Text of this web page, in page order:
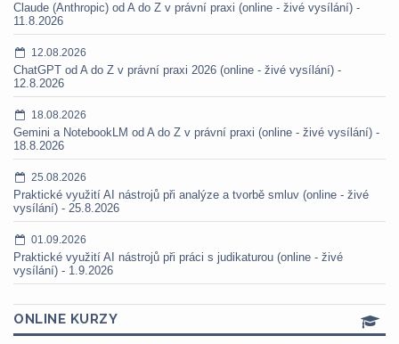
Claude (Anthropic) od A do Z v právní praxi (online - živé vysílání) -
11.8.2026
12.08.2026
ChatGPT od A do Z v právní praxi 2026 (online - živé vysílání) -
12.8.2026
18.08.2026
Gemini a NotebookLM od A do Z v právní praxi (online - živé vysílání) -
18.8.2026
25.08.2026
Praktické využití AI nástrojů při analýze a tvorbě smluv (online - živé
vysílání) - 25.8.2026
01.09.2026
Praktické využití AI nástrojů při práci s judikaturou (online - živé
vysílání) - 1.9.2026
ONLINE KURZY